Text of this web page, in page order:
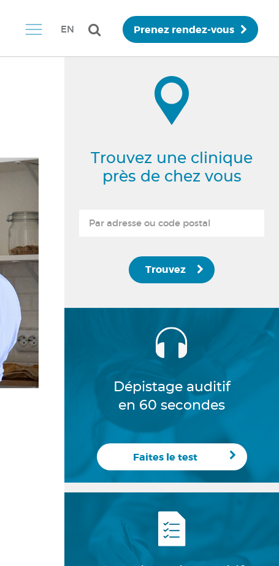
EN Prenez rendez-vous
Trouvez une clinique
près de chez vous
Trouvez
Dépistage auditif
en 60 secondes
Faites le test